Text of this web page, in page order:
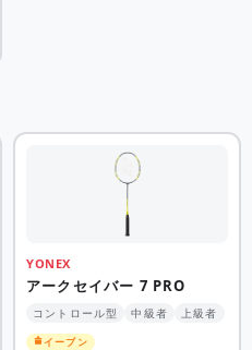
YONEX
アークセイバー 7 PRO
コントロール型 中級者 上級者
イーブン